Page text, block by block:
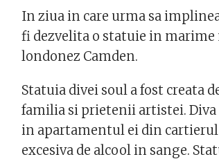
In ziua in care urma sa
fi dezvelita o statuie in
londonez Camden.
Statuia divei soul a fost creata
familia si prietenii artistei.
in apartamentul ei din
excesiva de alcool in sange.